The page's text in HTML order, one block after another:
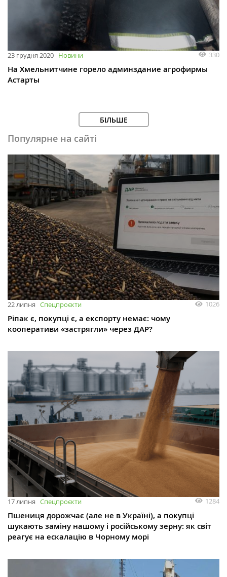
23 грудня 2020 Новини 330
На Хмельнитчине горело админздание агрофирмы
Астарты
БІЛЬШЕ
Популярне на сайті
22 липня Спецпроєкти 1026
Ріпак є, покупці є, а експорту немає: чому
кооперативи «застрягли» через ДАР?
17 липня Спецпроєкти 1284
Пшениця дорожчає (але не в Україні), а покупці
шукають заміну нашому і російському зерну: як світ
реагує на ескалацію в Чорному морі